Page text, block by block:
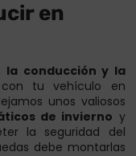
en
la conducción y la
tu vehículo en
unos valiosos
de invierno y
la seguridad del
debe montarlas